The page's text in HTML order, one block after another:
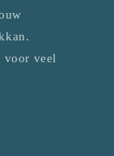
voor veel